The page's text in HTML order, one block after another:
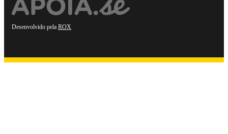
Desenvolvido pela ROX